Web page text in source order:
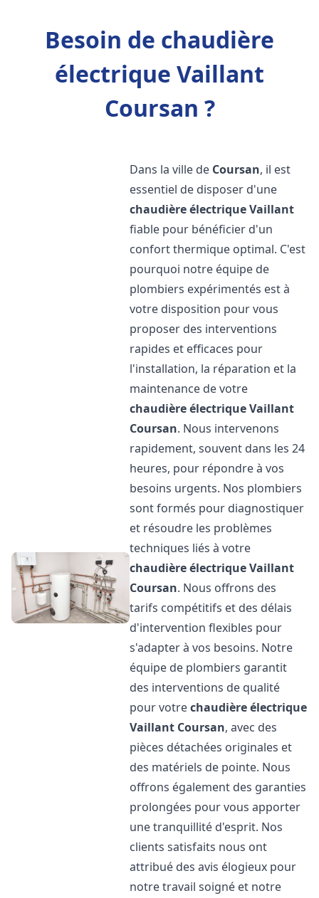
Besoin de chaudière
électrique Vaillant
Coursan ?
Dans la ville de Coursan, il est
essentiel de disposer d'une
chaudière électrique Vaillant
fiable pour bénéficier d'un
confort thermique optimal. C'est
pourquoi notre équipe de
plombiers expérimentés est à
votre disposition pour vous
proposer des interventions
rapides et efficaces pour
l'installation, la réparation et la
maintenance de votre
chaudière électrique Vaillant
Coursan. Nous intervenons
rapidement, souvent dans les 24
heures, pour répondre à vos
besoins urgents. Nos plombiers
sont formés pour diagnostiquer
et résoudre les problèmes
techniques liés à votre
chaudière électrique Vaillant
Coursan. Nous offrons des
tarifs compétitifs et des délais
d'intervention flexibles pour
s'adapter à vos besoins. Notre
équipe de plombiers garantit
des interventions de qualité
pour votrechaudière électrique
Vaillant Coursan, avec des
pièces détachées originales et
des matériels de pointe. Nous
offrons également des garanties
prolongées pour vous apporter
une tranquillité d'esprit. Nos
clients satisfaits nous ont
attribué des avis élogieux pour
notre travail soigné et notre